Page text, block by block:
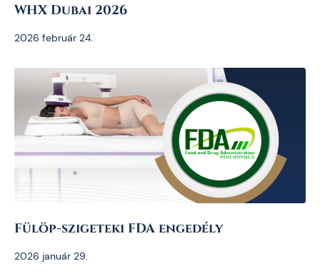
WHX Dubai 2026
2026 február 24.
Fülöp-szigeteki FDA engedély
2026 január 29.